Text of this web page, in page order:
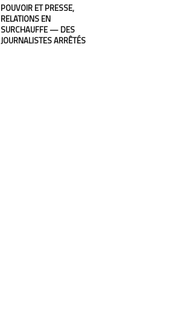
POUVOIR ET PRESSE,
RELATIONS EN
SURCHAUFFE — DES
JOURNALISTES ARRÊTÉS